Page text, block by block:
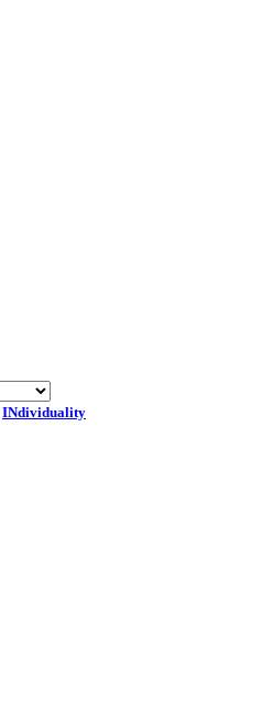
INdividuality